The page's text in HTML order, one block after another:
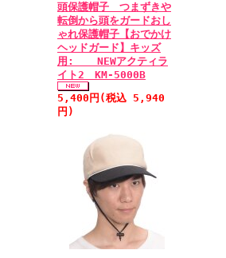
頭保護帽子 つまずきや
転倒から頭をガードおし
ゃれ保護帽子【おでかけ
ヘッドガード】キッズ
用: NEWアクティラ
イト2 KM-5000B
5,400円(税込 5,940
円)